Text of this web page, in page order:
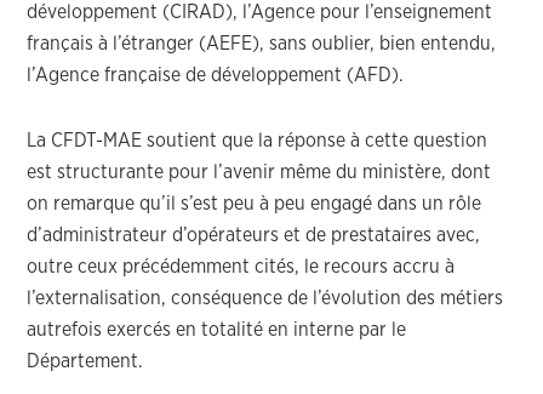
développement (CIRAD), l’Agence pour l’enseignement
français à l’étranger (AEFE), sans oublier, bien entendu,
l’Agence française de développement (AFD).
La CFDT-MAE soutientque la réponse à cette question
est structurante pour l’avenir même du ministère, dont
on remarque qu’il s’est peu à peu engagé dans un rôle
d’administrateur d’opérateurs et de prestataires avec,
outre ceux précédemment cités, le recours accru à
l’externalisation, conséquence de l’évolution des métiers
autrefois exercés en totalitéen interne par le
Département.